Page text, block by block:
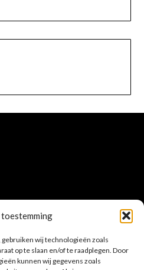
toestemming
wij technologieën zoals
op te slaan en/of te raadplegen. Door
kunnen wij gegevens zoals